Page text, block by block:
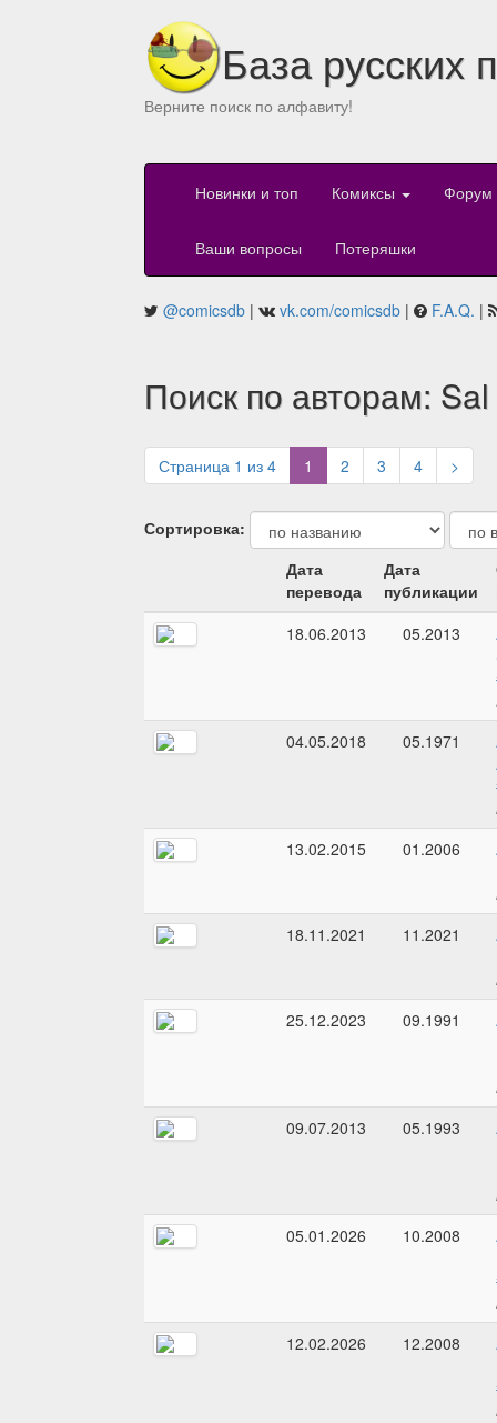
База русских
Верните поиск по алфавиту!
Новинки и топ Комиксы Форум
Ваши вопросы Потеряшки
@comicsdb | vk.com/comicsdb | F.A.Q. |
Поиск по авторам:
Страница 1 из 4 1 (current)
2 3 4 >
Сортировка:
Дата
перевода
Дата
публикации
18.06.2013
05.2013
04.05.2018
05.1971
13.02.2015
01.2006
18.11.2021
11.2021
25.12.2023
09.1991
09.07.2013
05.1993
05.01.2026
10.2008
12.02.2026
12.2008